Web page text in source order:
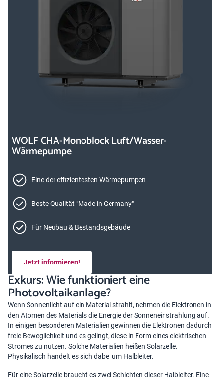
WOLF CHA-Monoblock Luft/Wasser-
Wärmepumpe
Eine der effizientesten Wärmepumpen
Beste Qualität "Made in Germany"
Für Neubau & Bestandsgebäude
Jetzt informieren!
Exkurs: Wie funktioniert eine
Photovoltaikanlage?
Wenn Sonnenlicht auf ein Material strahlt, nehmen die Elektronen in
den Atomen des Materials die Energie der Sonneneinstrahlung auf.
In einigen besonderen Materialien gewinnen die Elektronen dadurch
freie Beweglichkeit und es gelingt, diese in Form eines elektrischen
Stromes zu nutzen. Solche Materialien heißen Solarzelle.
Physikalisch handelt es sich dabei um Halbleiter.
Für eine Solarzelle braucht es zwei Schichten dieser Halbleiter. Eine